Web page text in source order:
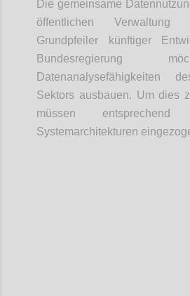
Die gemeinsame
öffentlichen
Grundpfeiler künftiger
Bundesregierung
Datenanalysefähigkeiten
Sektors ausbauen. Um dies
müssen entsprechend
Systemarchitekturen